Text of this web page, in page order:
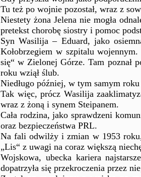
Tu też po wojnie pozostał, wraz z
Niestety żona Jelena nie mogła
pretekst chorobę siostry i pomoc
Syn Wasilija – Eduard, jako
Kołobrzegiem w szpitalu
się“ w Zielonej Górze. Tam poznał
roku wziął ślub.
Niedługo później, w tym samym
Tak więc, prócz Wasilija
wraz z żoną i synem Steipanem.
Cała rodzina, jako sprawdzeni
oraz bezpieczeństwa PRL.
Na fali odwilży i zmian w 1953
„Lis“ z uwagi na coraz większą
Wojskowa, ubecka kariera
dopatrzyła się przekroczenia przez